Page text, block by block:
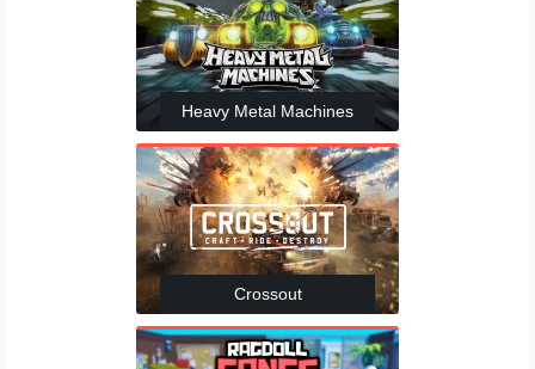
Heavy Metal Machines
Crossout